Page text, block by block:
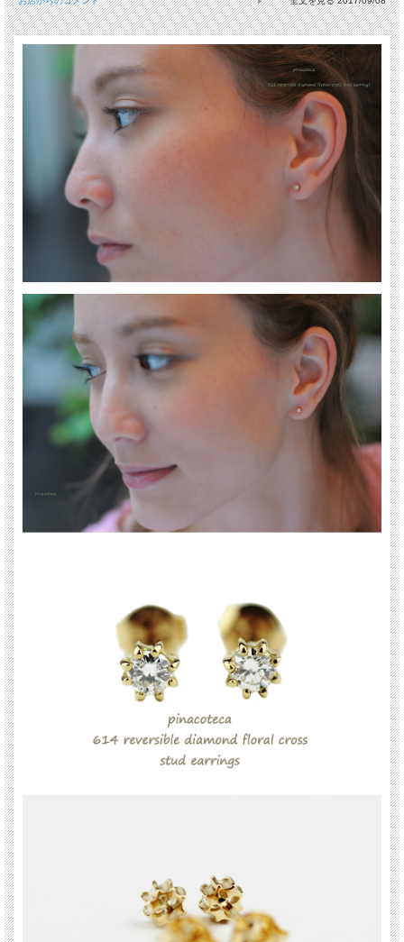
送料について詳しくはこちら(PC版)
*スマホ版はこちら
「 Reversible Diamond 」
シンプルな一粒ダイヤの裏には柄の入った透かしが入るシリーズ。
ラウンド型を引き立てる8本爪の一粒ダイヤ ピアスです。
クロスにも見えるお花柄のスカシが裏にデザインされています。
定番として、ひとつは持っていたい華奢 一粒ダイヤモンド ピアスです。
程よい存在感と華奢加減のバランスがよく手放せない存在になりそうです。
18金イエローゴールド製
pinacoteca(ピナコテーカ)
表参道にあるBijouterie euro flat(ビジュトリエ ユーロフラット)が発信するジュエリ
les desseins de DIEU(レデッサンドゥデュー)の姉妹ブランド